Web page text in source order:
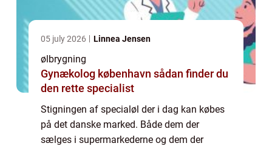
05 july 2026 Linnea Jensen
ølbrygning
Gynækolog københavn sådan finder du
den rette specialist
Stigningen af specialøl der i dag kan købes
på det danske marked. Både dem der
sælges i supermarkederne og dem der